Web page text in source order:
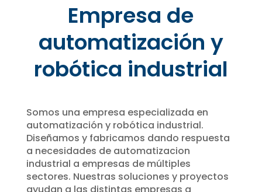
Empresa de
automatización y
robótica industrial
Somos una empresa especializada en
automatización y robótica industrial.
Diseñamos y fabricamos dando respuesta
a necesidades de automatizacion
industrial a empresas de múltiples
sectores. Nuestras soluciones y proyectos